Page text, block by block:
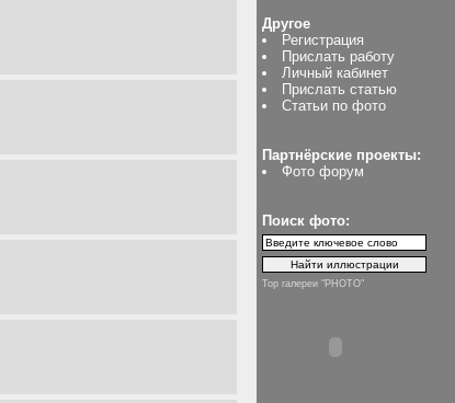
Другое
Регистрация
Прислать работу
Личный кабинет
Прислать статью
Статьи по фото
Партнёрские проекты:
Фото форум
Поиск фото:
Top галереи "PHOTO"